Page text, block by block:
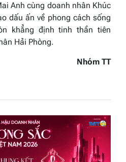
Anh cùng doanh nhân Khúc
dấu ấn về phong cách sống
khẳng định tinh thần tiên
Hải Phòng.
Nhóm TT